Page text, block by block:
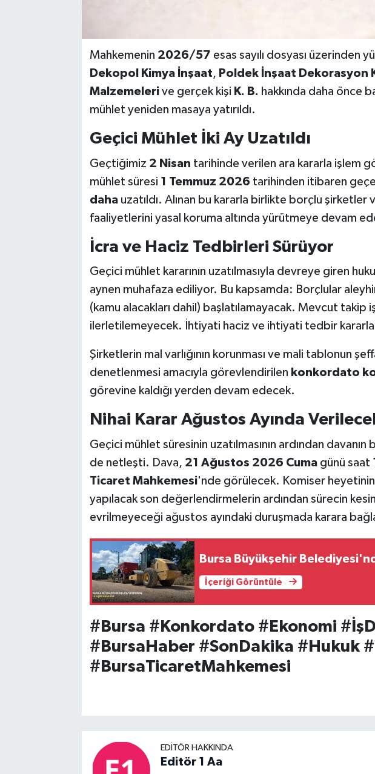
Mahkemenin 2026/57 esas sayılı dosyası üzerinden
Dekopol Kimya İnşaat, Poldek İnşaat Dekorasyon
Malzemelerive gerçek kişi K. B. hakkında daha önce
mühlet yeniden masaya yatırıldı.
Geçici Mühlet İki Ay Uzatıldı
Geçtiğimiz 2 Nisan tarihinde verilen ara kararla işlem
mühlet süresi 1 Temmuz 2026 tarihinden itibaren
dahauzatıldı. Alınan bu kararla birlikte borçlu şirketler
faaliyetlerini yasal koruma altında yürütmeye devam
İcra ve Haciz Tedbirleri Sürüyor
Geçici mühlet kararının uzatılmasıyla devreye giren
aynen muhafaza ediliyor. Bu kapsamda: Borçlular
(kamu alacakları dahil) başlatılamayacak. Mevcut takip
ilerletilemeyecek. İhtiyati haciz ve ihtiyati tedbir
Şirketlerin mal varlığının korunması ve mali tablonun
denetlenmesi amacıyla görevlendirilen konkordato
görevine kaldığı yerden devam edecek.
Nihai Karar Ağustos Ayında
Geçici mühlet süresinin uzatılmasının ardından
de netleşti. Dava, 21 Ağustos 2026 Cumagünü saat
Ticaret Mahkemesi'nde görülecek. Komiser heyetinin
yapılacak son değerlendirmelerin ardından sürecin
evrilmeyeceği ağustos ayındaki duruşmada karara
Bursa Büyükşehir
İçeriği Görüntüle
#Bursa #Konkordato #Ekonomi
#BursaHaber #SonDakika #Hukuk
#BursaTicaretMahkemesi
EDITÖR HAKKINDA
Editör 1 Aa